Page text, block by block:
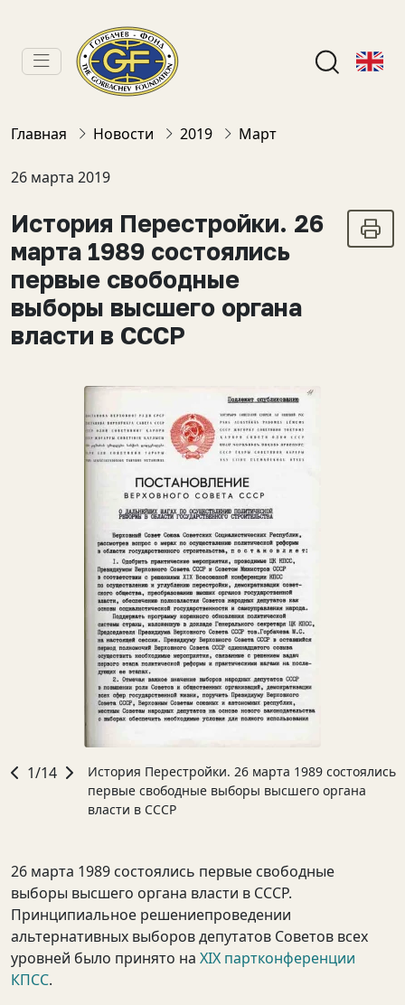
Главная Новости 2019 Март
26 марта 2019
История Перестройки. 26
марта 1989 состоялись
первые свободные
выборы высшего органа
власти в CCCР
1/14
История Перестройки. 26 марта 1989 состоялись
первые свободные выборы высшего органа
власти в CCCР
26 марта 1989 состоялись первые свободные
выборы высшего органа власти в CCCР.
Принципиальное решениепроведении
альтернативных выборов депутатов Советов всех
уровней было принято на XIX партконференции
КПСС.